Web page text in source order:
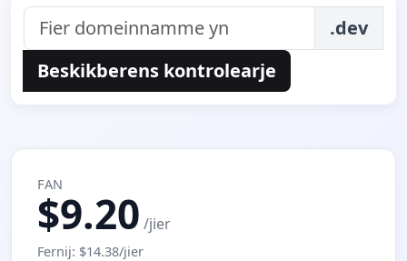
.dev
Beskikberens kontrolearje
FAN
$9.20 /jier
Fernij: $14.38/jier